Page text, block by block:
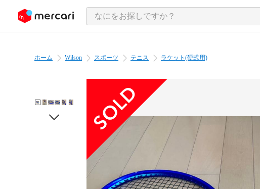
ツにスキップ
ホーム Wilson スポーツ テニス ラケット(硬式用)